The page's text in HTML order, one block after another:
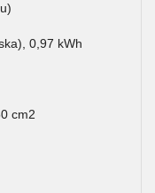
0,97 kWh
cm2